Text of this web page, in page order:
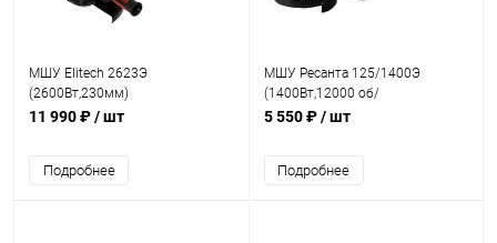
МШУ Elitech 2623Э
(2600Вт,230мм)
11 990 ₽/ шт
Подробнее
МШУ Ресанта 125/1400Э
(1400Вт,12000 об/
мин,d=125мм)
5 550 ₽/ шт
Подробнее